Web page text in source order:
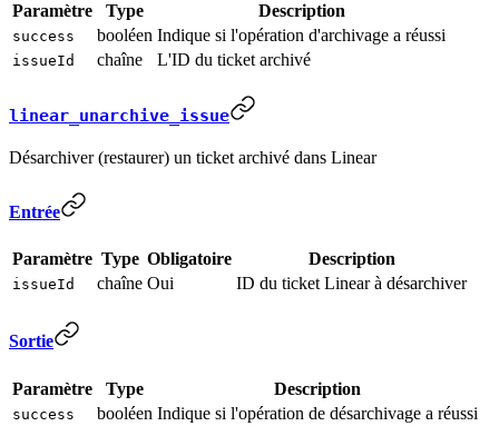
Paramètre Type Description
success booléen Indique si l'opération d'archivage a réussi
issueId chaîne L'ID du ticket archivé
linear_unarchive_issue
Désarchiver (restaurer) un ticket archivé dans Linear
Entrée
Paramètre Type Obligatoire Description
issueId chaîne Oui ID du ticket Linear à désarchiver
Sortie
Paramètre Type Description
success booléen Indique si l'opération de désarchivage a réussi